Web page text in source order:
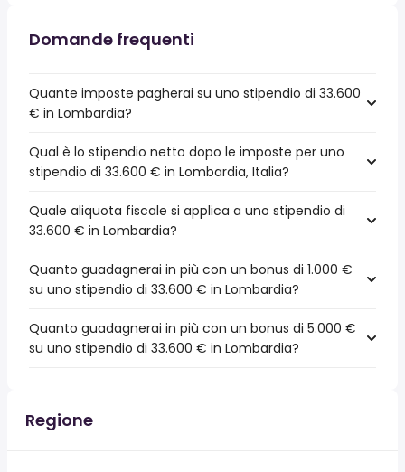
Domande frequenti
Quante imposte pagherai su uno stipendio di 33.600
€ in Lombardia?
Qual è lo stipendio netto dopo le imposte per uno
stipendio di 33.600 € in Lombardia, Italia?
Quale aliquota fiscale si applica a uno stipendio di
33.600 € in Lombardia?
Quanto guadagnerai in più con un bonus di 1.000 €
su uno stipendio di 33.600 € in Lombardia?
Quanto guadagnerai in più con un bonus di 5.000 €
su uno stipendio di 33.600 € in Lombardia?
Regione